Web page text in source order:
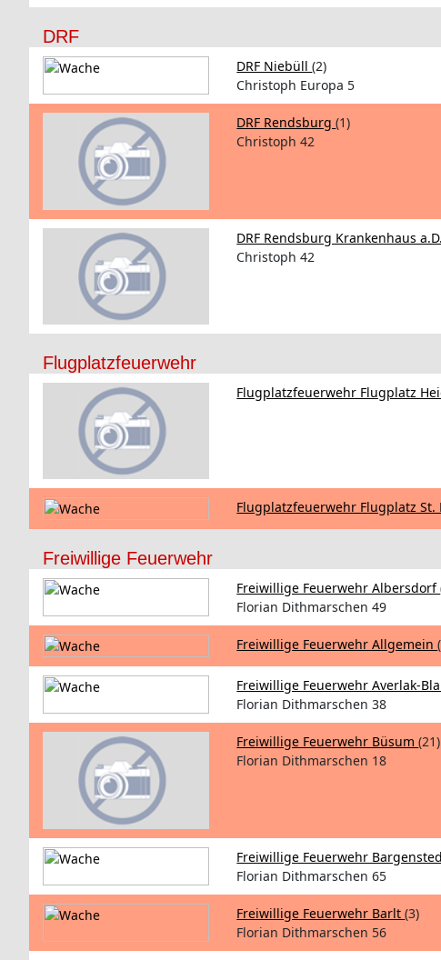
DRF
DRF Niebüll(2)
Christoph Europa 5
DRF Rendsburg(1)
Christoph 42
DRF Rendsburg Krankenhaus
Christoph 42
Flugplatzfeuerwehr
Flugplatzfeuerwehr Flugplatz
Flugplatzfeuerwehr Flugplatz
Freiwillige Feuerwehr
Freiwillige Feuerwehr Albersdorf
Florian Dithmarschen 49
Freiwillige Feuerwehr Allgemein
Freiwillige Feuerwehr Averlak-
Florian Dithmarschen 38
Freiwillige Feuerwehr Büsum(21)
Florian Dithmarschen 18
Freiwillige Feuerwehr
Florian Dithmarschen 65
Freiwillige Feuerwehr Barlt(3)
Florian Dithmarschen 56